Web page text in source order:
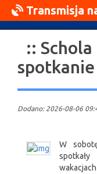
::
Dodano: 2026-08-06
W
Transmisja